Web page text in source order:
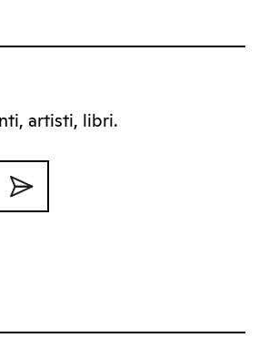
artisti, libri.